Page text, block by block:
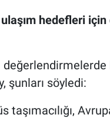
hedefleri
değerlendirmelerde
şunları söyledi:
taşımacılığı,